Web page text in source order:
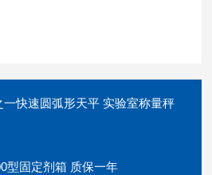
一快速圆弧形天平 实验室称量秤
型固定剂箱 质保一年